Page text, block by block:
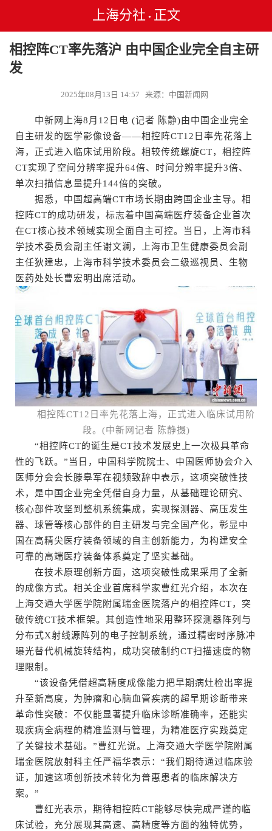
上海分社 • 正文
相控阵CT率先落沪 由中国企业完全自主研
发
2025年08月13日 14:57 来源：中国新闻网
中新网上海8月12日电 (记者 陈静)由中国企业完全
自主研发的医学影像设备——相控阵CT12日率先花落上
海，正式进入临床试用阶段。相较传统螺旋CT，相控阵
CT实现了空间分辨率提升64倍、时间分辨率提升3倍、
单次扫描信息量提升144倍的突破。
据悉，中国超高端CT市场长期由跨国企业主导。相
控阵CT的成功研发，标志着中国高端医疗装备企业首次
在CT核心技术领域实现全面自主可控。当日，上海市科
学技术委员会副主任谢文澜，上海市卫生健康委员会副
主任狄建忠，上海市科学技术委员会二级巡视员、生物
医药处处长曹宏明出席活动。
相控阵CT12日率先花落上海，正式进入临床试用阶
段。(中新网记者 陈静摄)
“相控阵CT的诞生是CT技术发展史上一次极具革命
性的飞跃。”当日，中国科学院院士、中国医师协会介入
医师分会会长滕皋军在视频致辞中表示，这项突破性技
术，是中国企业完全凭借自身力量，从基础理论研究、
核心部件攻坚到整机系统集成，实现探测器、高压发生
器、球管等核心部件的自主研发与完全国产化，彰显中
国在高精尖医疗装备领域的自主创新能力，为构建安全
可靠的高端医疗装备体系奠定了坚实基础。
在技术原理创新方面，这项突破性成果采用了全新
的成像方式。相关企业首席科学家曹红光介绍，本次在
上海交通大学医学院附属瑞金医院落户的相控阵CT，突
破传统CT技术框架。其创造性地采用整环探测器阵列与
分布式X射线源阵列的电子控制系统，通过精密时序脉冲
曝光替代机械旋转结构，成功突破制约CT扫描速度的物
理限制。
“该设备凭借超高精度成像能力把早期病灶检出率提
升至新高度，为肿瘤和心脑血管疾病的超早期诊断带来
革命性突破：不仅能显著提升临床诊断准确率，还能实
现疾病全病程的精准监测与管理，为精准医疗实践奠定
了关键技术基础。”曹红光说。上海交通大学医学院附属
瑞金医院放射科主任严福华表示：“我们期待通过临床验
证，加速这项创新技术转化为普惠患者的临床解决方
案。”
曹红光表示，期待相控阵CT能够尽快完成严谨的临
床试验，充分展现其高速、高精度等方面的独特优势，